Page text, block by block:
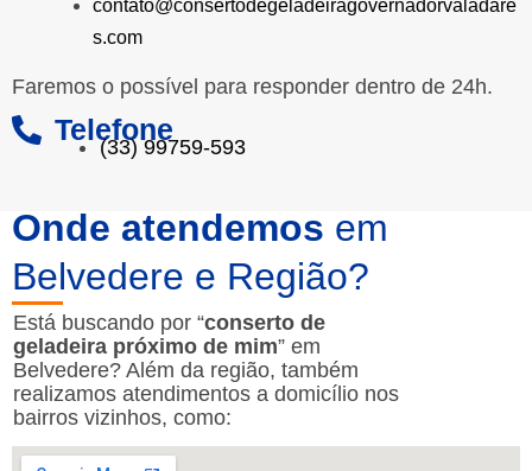
contato@consertodegeladeiragovernadorvaladare
s.com
Faremos o possível para responder dentro de 24h.
Telefone
(33) 99759-593
Onde atendemos em
Belvedere e Região?
Está buscando por “conserto de
geladeira próximo de mim” em
Belvedere? Além da região, também
realizamos atendimentos a domicílio nos
bairros vizinhos, como: